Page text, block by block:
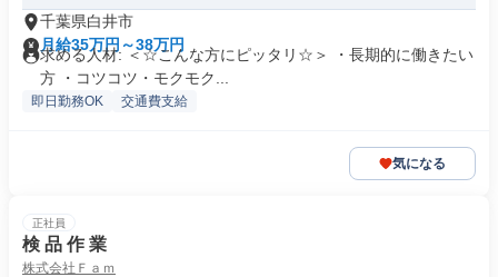
千葉県白井市
月給35万円～38万円
求める人材: ＜☆こんな方にピッタリ☆＞ ・長期的に働きたい
方 ・コツコツ・モクモク...
即日勤務OK 交通費支給
気になる
正社員
検 品 作 業
株式会社Ｆａｍ